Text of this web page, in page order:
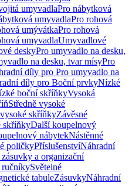
umyvadlaPro nábytková
umyvadlaPro rohová
umývátkaPro rohová
umyvadlaUmyvadlové
deskyPro umyvadlo na desku,
na desku, tvar mísyPro
díly pro Pro umyvadlo na
díly pro Boční prvkyNízké
boční skříňkyVysoká
Středně vysoké
skříňkyZávěsné
skříňkyDalší koupelnový
nábytekNástěnné
poličkyPříslušenstvíNáhradní
a organizační
ručníkySvětelné
tabuleZásuvkyNáhradní